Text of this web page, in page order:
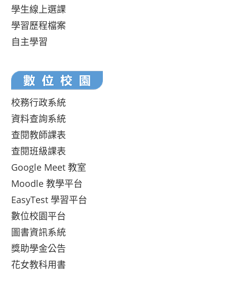
學生線上選課
學習歷程檔案
自主學習
校務行政系統
資料查詢系統
查閱教師課表
查閱班級課表
Google Meet 教室
Moodle 教學平台
EasyTest 學習平台
數位校園平台
圖書資訊系統
獎助學金公告
花女教科用書